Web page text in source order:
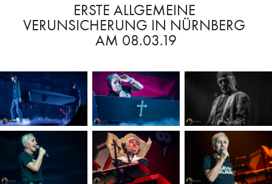
ERSTE ALLGEMEINE
VERUNSICHERUNG IN NÜRNBERG
AM 08.03.19